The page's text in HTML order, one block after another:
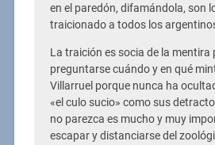
en el paredón, difamándola, son
traicionado a todos los
La traición es socia de la mentira
preguntarse cuándo y en qué
Villarruel porque nunca ha
«el culo sucio» como sus
no parezca es mucho y muy
escapar y distanciarse del